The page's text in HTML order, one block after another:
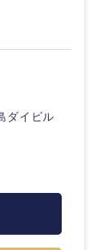
ダイビル